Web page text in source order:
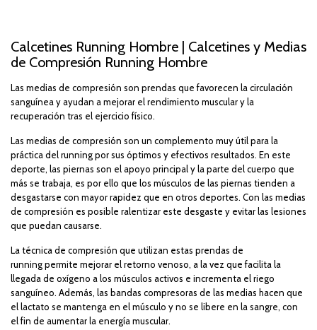
Calcetines Running Hombre | Calcetines y Medias
de Compresión Running Hombre
Las medias de compresión son prendas que favorecen la circulación
sanguínea y ayudan a mejorar el rendimiento muscular y la
recuperación tras el ejercicio físico.
Las medias de compresión son un complemento muy útil para la
práctica del running por sus óptimos y efectivos resultados. En este
deporte, las piernas son el apoyo principal y la parte del cuerpo que
más se trabaja, es por ello que los músculos de las piernas tienden a
desgastarse con mayor rapidez que en otros deportes. Con las medias
de compresión es posible ralentizar este desgaste y evitar las lesiones
que puedan causarse.
La técnica de compresión que utilizan estas prendas de
running permite mejorar el retorno venoso, a la vez que facilita la
llegada de oxígeno a los músculos activos e incrementa el riego
sanguíneo. Además, las bandas compresoras de las medias hacen que
el lactato se mantenga en el músculo y no se libere en la sangre, con
el fin de aumentar la energía muscular.